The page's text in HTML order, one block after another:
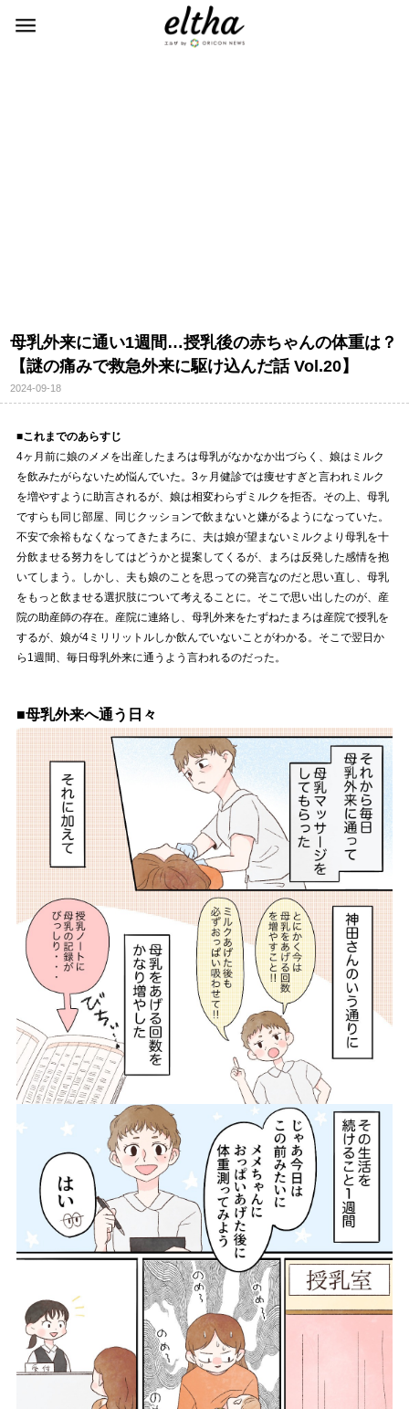
母乳外来に通い1週間…授乳後の赤ちゃんの体重は？
【謎の痛みで救急外来に駆け込んだ話 Vol.20】
2024-09-18
■これまでのあらすじ
4ヶ月前に娘のメメを出産したまろは母乳がなかなか出づらく、娘はミルク
を飲みたがらないため悩んでいた。3ヶ月健診では痩せすぎと言われミルク
を増やすように助言されるが、娘は相変わらずミルクを拒否。その上、母乳
ですらも同じ部屋、同じクッションで飲まないと嫌がるようになっていた。
不安で余裕もなくなってきたまろに、夫は娘が望まないミルクより母乳を十
分飲ませる努力をしてはどうかと提案してくるが、まろは反発した感情を抱
いてしまう。しかし、夫も娘のことを思っての発言なのだと思い直し、母乳
をもっと飲ませる選択肢について考えることに。そこで思い出したのが、産
院の助産師の存在。産院に連絡し、母乳外来をたずねたまろは産院で授乳を
するが、娘が4ミリリットルしか飲んでいないことがわかる。そこで翌日か
ら1週間、毎日母乳外来に通うよう言われるのだった。
■母乳外来へ通う日々